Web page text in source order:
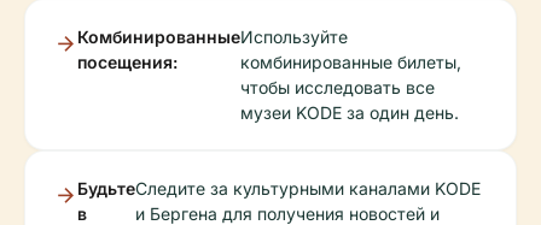
Комбинированные
посещения:
Используйте
комбинированные билеты,
чтобы исследовать все
музеи KODE за один день.
Будьте
в
Следите за культурными каналами KODE
и Бергена для получения новостей и